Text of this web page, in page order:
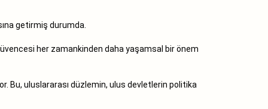
getirmiş durumda.
her zamankinden daha yaşamsal bir önem
Bu, uluslararası düzlemin, ulus devletlerin politika